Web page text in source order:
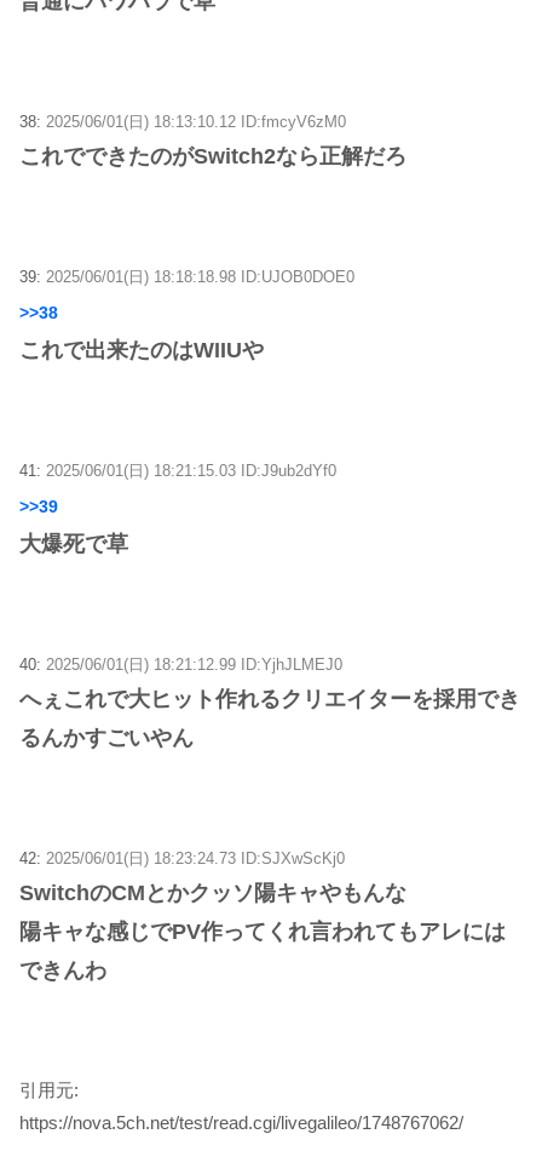
38: 2025/06/01(日) 18:13:10.12 ID:fmcyV6zM0
これでできたのがSwitch2なら正解だろ
39: 2025/06/01(日) 18:18:18.98 ID:UJOB0DOE0
>>38
これで出来たのはWIIUや
41: 2025/06/01(日) 18:21:15.03 ID:J9ub2dYf0
>>39
大爆死で草
40: 2025/06/01(日) 18:21:12.99 ID:YjhJLMEJ0
へぇこれで大ヒット作れるクリエイターを採用でき
るんかすごいやん
42: 2025/06/01(日) 18:23:24.73 ID:SJXwScKj0
SwitchのCMとかクッソ陽キャやもんな
陽キャな感じでPV作ってくれ言われてもアレには
できんわ
引用元:
https://nova.5ch.net/test/read.cgi/livegalileo/1748767062/